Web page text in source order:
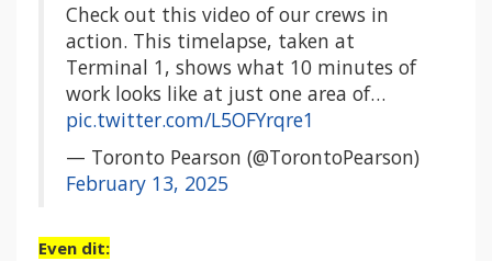
Check out this video of our crews in
action. This timelapse, taken at
Terminal 1, shows what 10 minutes of
work looks like at just one area of…
pic.twitter.com/L5OFYrqre1
— Toronto Pearson (@TorontoPearson)
February 13, 2025
Even dit: